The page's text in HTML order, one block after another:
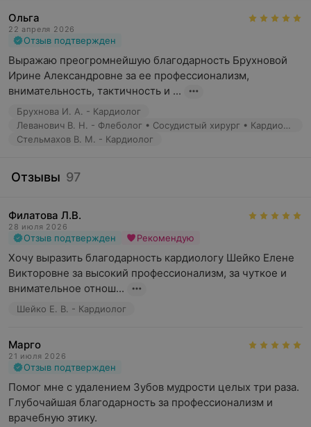
Ольга
22 апреля 2026
Отзыв подтвержден
Выражаю преогромнейшую благодарность Брухновой
Ирине Александровне за ее профессионализм,
внимательность, тактичность и ...
Брухнова И. А. - Кардиолог
Леванович В. Н. - Флеболог • Сосудистый хирург • Кардиохирург
Стельмахов В. М. - Кардиолог
Отзывы 97
Филатова Л.В.
28 июля 2026
Отзыв подтвержден Рекомендую
Хочу выразить благодарность кардиологу Шейко Елене
Викторовне за высокий профессионализм, за чуткое и
внимательное отнош...
Шейко Е. В. - Кардиолог
Марго
21 июля 2026
Отзыв подтвержден
Помог мне с удалением Зубов мудрости целых три раза.
Глубочайшая благодарность за профессионализм и
врачебную этику.